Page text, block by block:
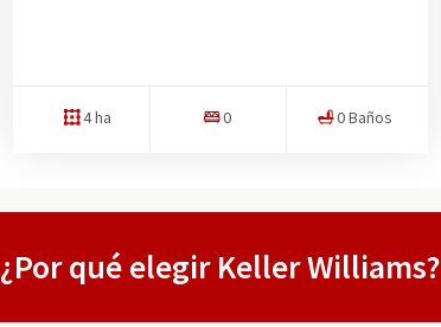
4 ha 0 0 Baños
¿Por qué elegir Keller Williams?